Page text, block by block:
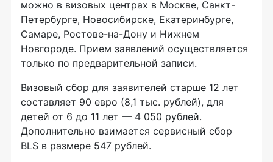
можно в визовых центрах в Москве, Санкт-
Петербурге, Новосибирске, Екатеринбурге,
Самаре, Ростове-на-Дону и Нижнем
Новгороде. Прием заявлений осуществляется
только по предварительной записи.
Визовый сбор для заявителей старше 12 лет
составляет 90 евро (8,1 тыс. рублей), для
детей от 6 до 11 лет — 4 050 рублей.
Дополнительно взимается сервисный сбор
BLS в размере 547 рублей.